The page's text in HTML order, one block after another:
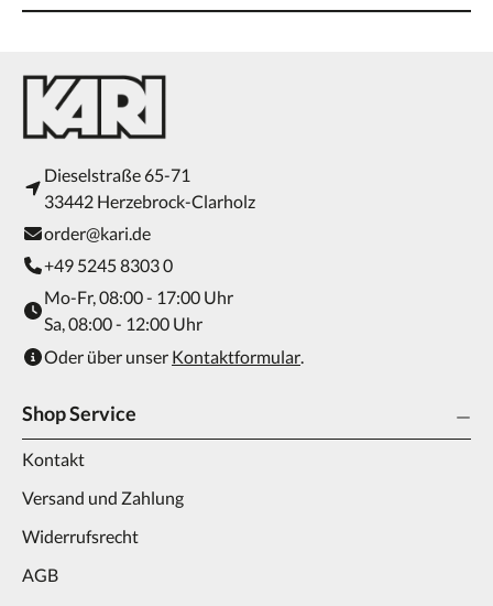
Dieselstraße 65-71
33442 Herzebrock-Clarholz
order@kari.de
+49 5245 8303 0
Mo-Fr, 08:00 - 17:00 Uhr
Sa, 08:00 - 12:00 Uhr
Oder über unser Kontaktformular.
Shop Service
Kontakt
Versand und Zahlung
Widerrufsrecht
AGB